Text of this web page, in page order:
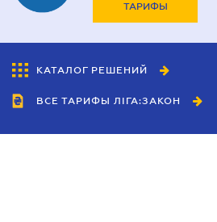
ТАРИФЫ
КАТАЛОГ РЕШЕНИЙ
ВСЕ ТАРИФЫ ЛІГА:ЗАКОН